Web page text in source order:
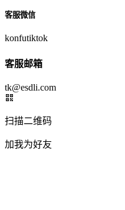
客服微信
konfutiktok
客服邮箱
tk@esdli.com
扫描二维码
加我为好友